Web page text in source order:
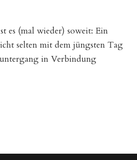
es (mal wieder) soweit: Ein
selten mit dem jüngsten Tag
in Verbindung